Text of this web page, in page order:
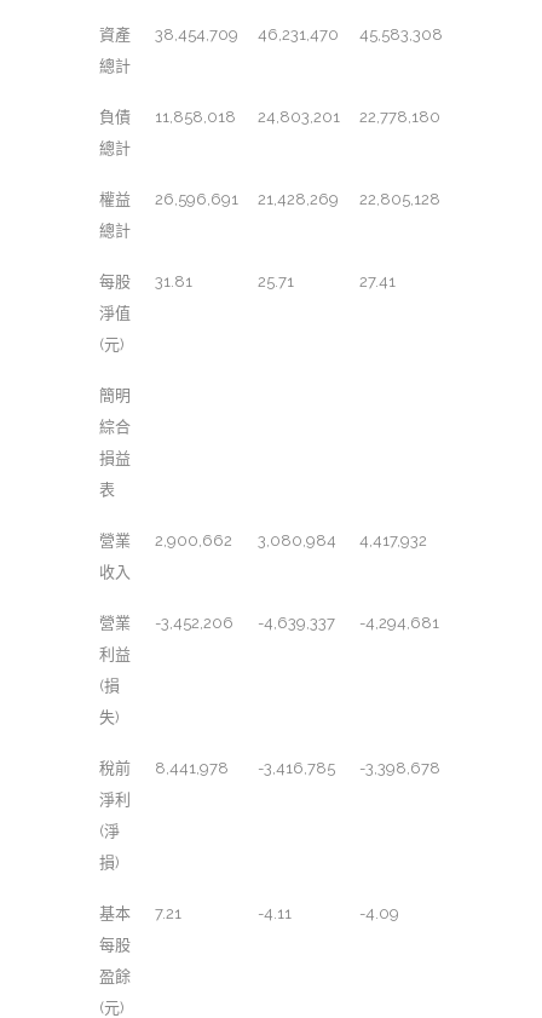
資產
總計
38,454,709 46,231,470 45,583,308
負債
總計
11,858,018 24,803,201 22,778,180
權益
總計
26,596,691 21,428,269 22,805,128
每股
淨值
(元)
31.81 25.71 27.41
簡明
綜合
損益
表
營業
收入
2,900,662 3,080,984 4,417,932
營業
利益
(損
失)
-3,452,206 -4,639,337 -4,294,681
稅前
淨利
(淨
損)
8,441,978 -3,416,785 -3,398,678
基本
每股
盈餘
(元)
7.21 -4.11 -4.09